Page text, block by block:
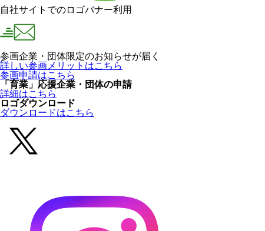
自社サイトでのロゴバナー利用
参画企業・団体限定のお知らせが届く
詳しい参画メリットはこちら
参画申請はこちら
「育業」応援企業・団体の申請
詳細はこちら
ロゴダウンロード
ダウンロードはこちら